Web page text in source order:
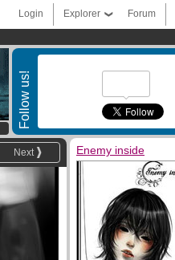
Forum
Explorer
Login
Follow us!
Next Enemy inside